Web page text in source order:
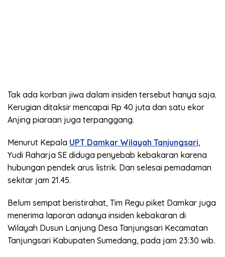
Tak ada korban jiwa dalam insiden tersebut hanya saja.
Kerugian ditaksir mencapai Rp 40 juta dan satu ekor
Anjing piaraan juga terpanggang.
Menurut Kepala UPT Damkar Wilayah Tanjungsari,
Yudi Raharja SE diduga penyebab kebakaran karena
hubungan pendek arus listrik. Dan selesai pemadaman
sekitar jam 21.45.
Belum sempat beristirahat, Tim Regu piket Damkar juga
menerima laporan adanya insiden kebakaran di
Wilayah Dusun Lanjung Desa Tanjungsari Kecamatan
Tanjungsari Kabupaten Sumedang, pada jam 23:30 wib.